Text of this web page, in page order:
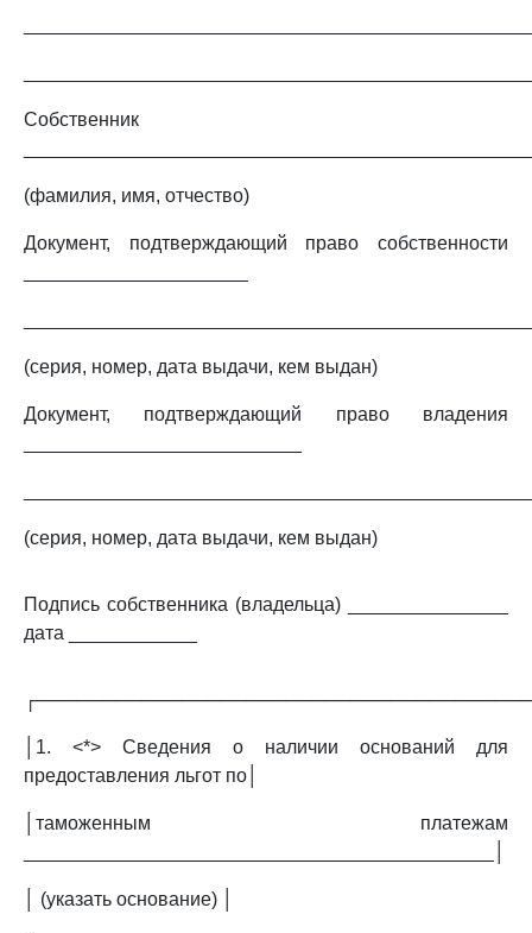
Собственник
(фамилия, имя, отчество)
Документ, подтверждающий право собственности
(серия, номер, дата выдачи, кем выдан)
Документ, подтверждающий право владения
(серия, номер, дата выдачи, кем выдан)
Подпись собственника (владельца) _______________
дата ____________
│1. <*> Сведения о наличии оснований для
предоставления льгот по│
│таможенным платежам
│ (указать основание) │